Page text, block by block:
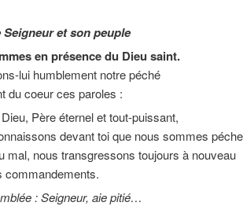
Seigneur et son peuple
en présence du Dieu saint.
lui humblement notre péché
du coeur ces paroles :
Père éternel et tout-puissant,
devant toi que nous sommes
mal, nous transgressons toujours à nouveau
: Seigneur, aie pitié…